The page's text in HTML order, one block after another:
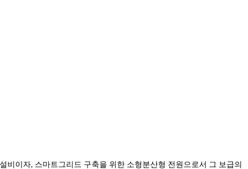
비이자, 스마트그리드 구축을 위한 소형분산형 전원 으로서 그 보급의